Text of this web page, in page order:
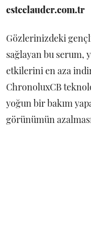
esteelauder.com.tr
Gözlerinizdeki gençlik
sağlayan bu serum,
etkilerini en aza
ChronoluxCB
yoğun bir bakım
görünümün